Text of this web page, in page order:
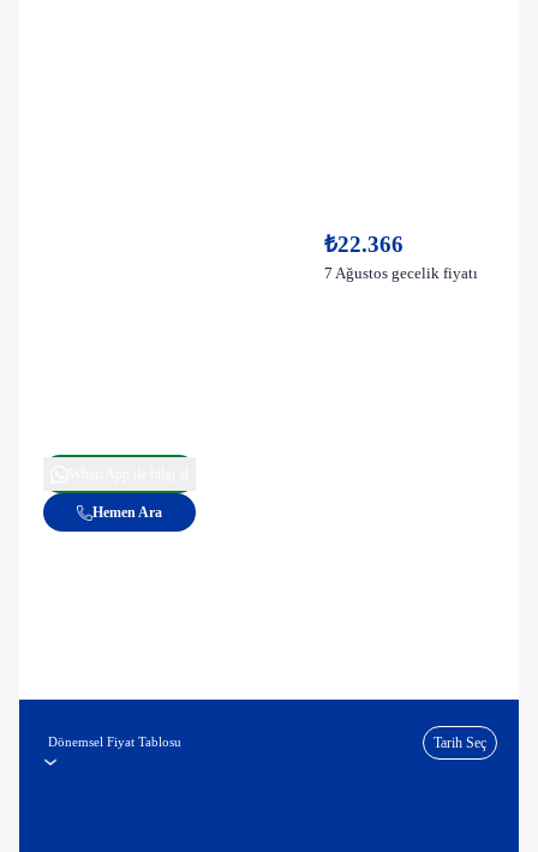
₺22.366
7 Ağustos gecelik fiyatı
Hemen Ara
Dönemsel Fiyat Tablosu Tarih Seç